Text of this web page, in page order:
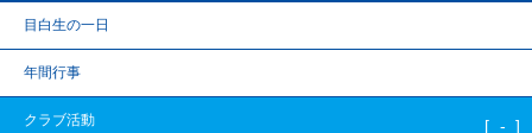
目白生の一日
年間行事
クラブ活動